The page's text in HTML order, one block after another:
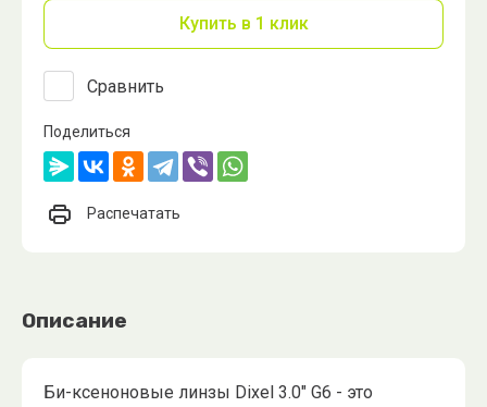
Купить в 1 клик
Сравнить
Поделиться
Распечатать
Описание
Би-ксеноновые линзы Dixel 3.0" G6 - это